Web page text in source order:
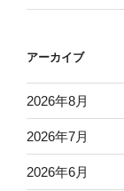
アーカイブ
2026年8月
2026年7月
2026年6月